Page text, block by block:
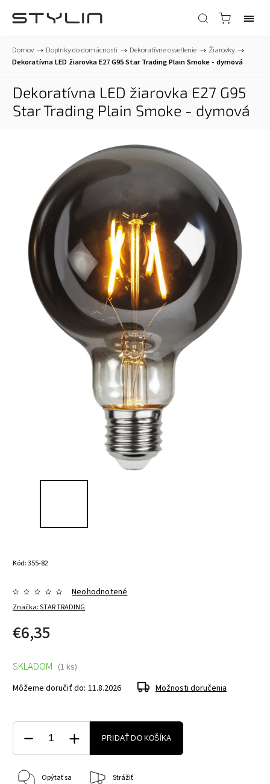
Domov / Doplnky do domácnosti / Dekoratívne osvetlenie / Žiarovky /
Dekoratívna LED žiarovka E27 G95 Star Trading Plain Smoke - dymová
Dekoratívna LED žiarovka E27 G95
Star Trading Plain Smoke - dymová
Kód:355-82
Značka:STAR TRADING
Neohodnotené
€6,35
SKLADOM (1 ks)
Môžeme doručiť do: 11.8.2026 Možnosti doručenia
PRIDAŤ DO KOŠÍKA
Opýtať sa Strážiť